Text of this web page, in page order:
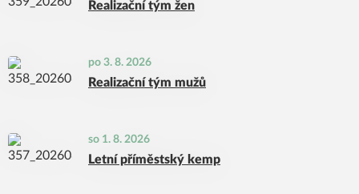
Realizační tým žen
po 3. 8. 2026
Realizační tým mužů
so 1. 8. 2026
Letní příměstský kemp